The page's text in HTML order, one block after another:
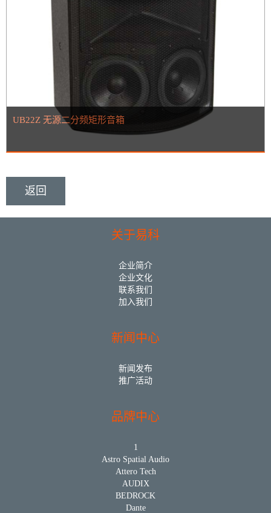
UB22Z 无源二分频矩形音箱
返回
关于易科
企业简介
企业文化
联系我们
加入我们
新闻中心
新闻发布
推广活动
品牌中心
1
Astro Spatial Audio
Attero Tech
AUDIX
BEDROCK
Dante